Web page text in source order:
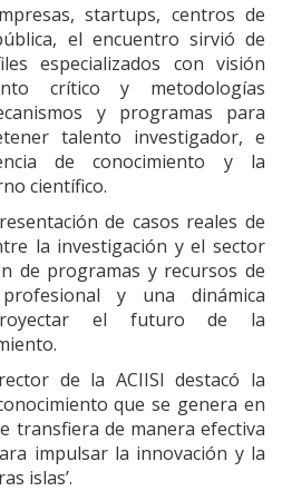
startups, centros de
el encuentro sirvió de
especializados con visión
crítico y metodologías
y programas para
talento investigador, e
de conocimiento y la
científico.
de casos reales de
la investigación y el sector
de programas y recursos de
y una dinámica
el futuro de la
de la ACIISI destacó la
que se genera en
transfiera de manera efectiva
impulsar la innovación y la
islas’.